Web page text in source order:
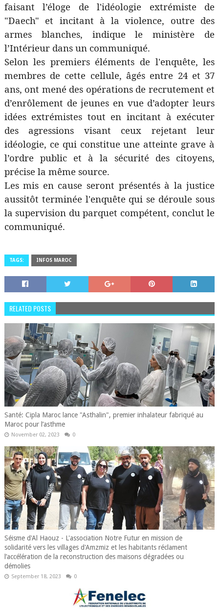
faisant l’éloge de l'idéologie extrémiste de
"Daech" et incitant à la violence, outre des
armes blanches, indique le ministère de
l’Intérieur dans un communiqué.
Selon les premiers éléments de l'enquête, les
membres de cette cellule, âgés entre 24 et 37
ans, ont mené des opérations de recrutement et
d’enrôlement de jeunes en vue d’adopter leurs
idées extrémistes tout en incitant à exécuter
des agressions visant ceux rejetant leur
idéologie, ce qui constitue une atteinte grave à
l’ordre public et à la sécurité des citoyens,
précise la même source.
Les mis en cause seront présentés à la justice
aussitôt terminée l'enquête qui se déroule sous
la supervision du parquet compétent, conclut le
communiqué.
TAGS: INFOS MAROC
RELATED POSTS
Santé: Cipla Maroc lance "Asthalin", premier inhalateur fabriqué au
Maroc pour l’asthme
November 02, 2023 0
Séisme d'Al Haouz - L'association Notre Futur en mission de
solidarité vers les villages d'Amzmiz et les habitants réclament
l’accélération de la reconstruction des maisons dégradées ou
démolies
September 18, 2023 0